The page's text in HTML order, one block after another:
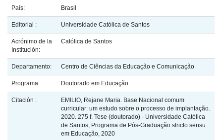
País: Brasil
Editorial : Universidade Católica de Santos
Acrónimo de la
Institución:
Católica de Santos
Departamento: Centro de Ciências da Educação e Comunicação
Programa: Doutorado em Educação
Citación :
EMILIO, Rejane Maria. Base Nacional comum
curricular: um estudo sobre o processo de implantação.
2020. 275 f. Tese (doutorado) - Universidade Católica
de Santos, Programa de Pós-Graduação stricto sensu
em Educação, 2020